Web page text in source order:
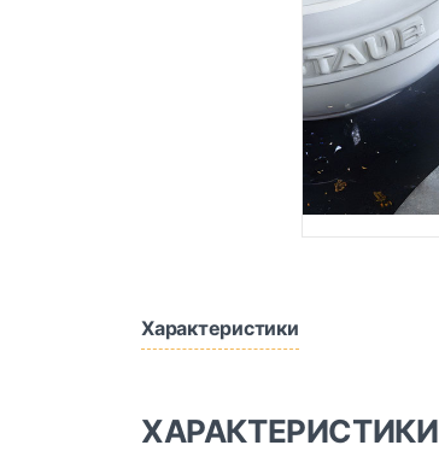
Характеристики
ХАРАКТЕРИСТИКИ